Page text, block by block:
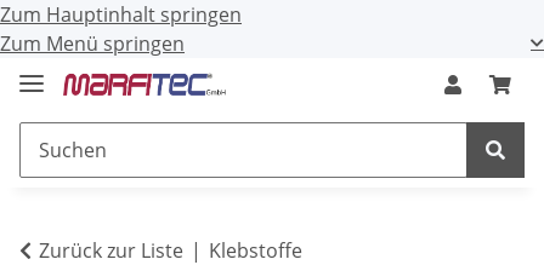
Zum Hauptinhalt springen
Zum Menü springen
Zurück zur Liste Klebstoffe